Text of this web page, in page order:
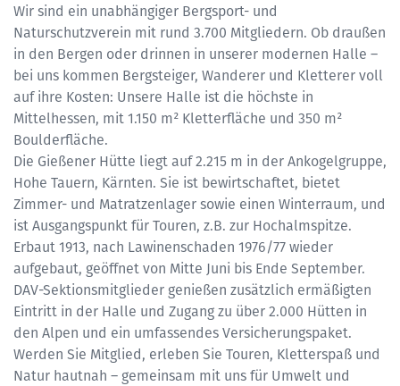
Wir sind ein unabhängiger Bergsport- und
Naturschutzverein mit rund 3.700 Mitgliedern. Ob draußen
in den Bergen oder drinnen in unserer modernen Halle –
bei uns kommen Bergsteiger, Wanderer und Kletterer voll
auf ihre Kosten: Unsere Halle ist die höchste in
Mittelhessen, mit 1.150 m² Kletterfläche und 350 m²
Boulderfläche.
Die Gießener Hütte liegt auf 2.215 m in der Ankogelgruppe,
Hohe Tauern, Kärnten. Sie ist bewirtschaftet, bietet
Zimmer- und Matratzenlager sowie einen Winterraum, und
ist Ausgangspunkt für Touren, z.B. zur Hochalmspitze.
Erbaut 1913, nach Lawinenschaden 1976/77 wieder
aufgebaut, geöffnet von Mitte Juni bis Ende September.
DAV-Sektionsmitglieder genießen zusätzlich ermäßigten
Eintritt in der Halle und Zugang zu über 2.000 Hütten in
den Alpen und ein umfassendes Versicherungspaket.
Werden Sie Mitglied, erleben Sie Touren, Kletterspaß und
Natur hautnah – gemeinsam mit uns für Umwelt und